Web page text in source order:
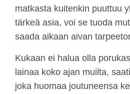
matkasta kuitenkin puuttuu
tärkeä asia, voi se tuoda
saada aikaan aivan
Kukaan ei halua olla
lainaa koko ajan muilta,
joka huomaa joutuneensa